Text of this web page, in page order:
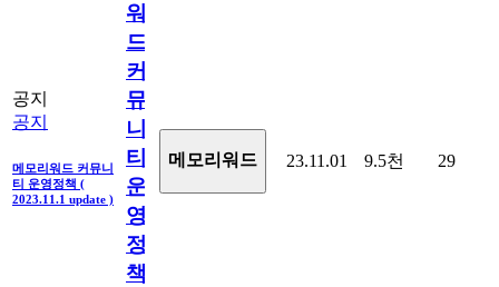
공지
공지
메모리워드 커뮤니
티 운영정책 (
2023.11.1 update )
워
드
커
뮤
니
티
운
영
정
책
메모리워드 23.11.01 9.5천 29